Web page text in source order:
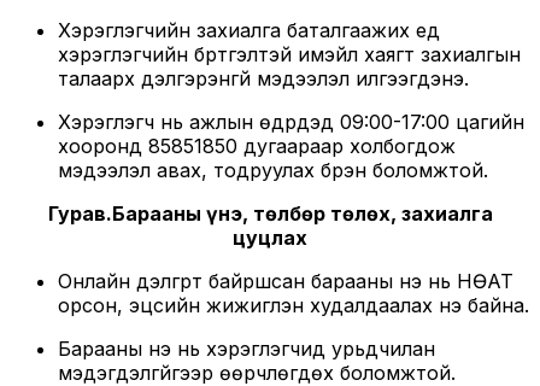
Хэрэглэгчийн захиалга баталгаажих үед
хэрэглэгчийн бүртгэлтэй имэйл хаягт захиалгын
талаарх дэлгэрэнгүй мэдээлэл илгээгдэнэ.
Хэрэглэгч нь ажлын өдрүүдэд 09:00-17:00 цагийн
хооронд 85851850 дугаараар холбогдож
мэдээлэл авах, тодруулах бүрэн боломжтой.
Гурав.Барааны үнэ, төлбөр төлөх, захиалга
цуцлах
Онлайн дэлгүүрт байршсан барааны үнэ нь НӨАТ
орсон, эцсийн жижиглэн худалдаалах үнэ байна.
Барааны үнэ нь хэрэглэгчид урьдчилан
мэдэгдэлгүйгээр өөрчлөгдөх боломжтой.